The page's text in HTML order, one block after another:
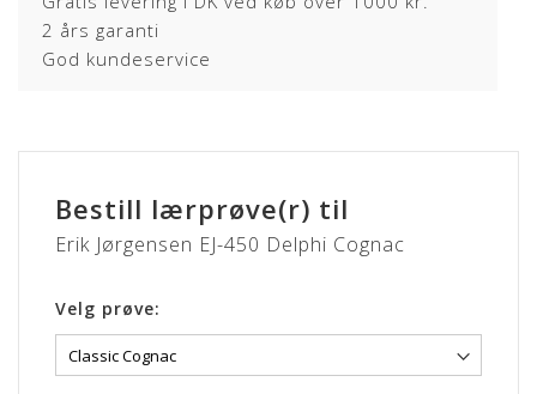
Overfladen er smudsafvisende og vil ikke opnå patina.
CLASSIC læder er nem og praktisk og kræver næsten ingen
forekomme).
2 års garanti
God kundeservice
Bestill lærprøve(r) til
Erik Jørgensen EJ-450 Delphi Cognac
Velg prøve: